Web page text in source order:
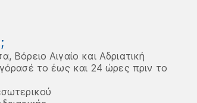
Βόρειο Αιγαίο και Αδριατική
το έως και 24 ώρες πριν το